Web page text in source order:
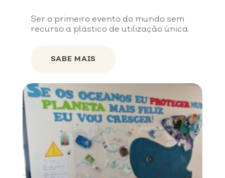
Ser o primeiro evento do mundo sem
recurso a plástico de utilização única.
SABE MAIS